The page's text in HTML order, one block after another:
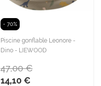
- 70%
Piscine gonflable Leonore -
Dino - LIEWOOD
14,10 €
47,00 €